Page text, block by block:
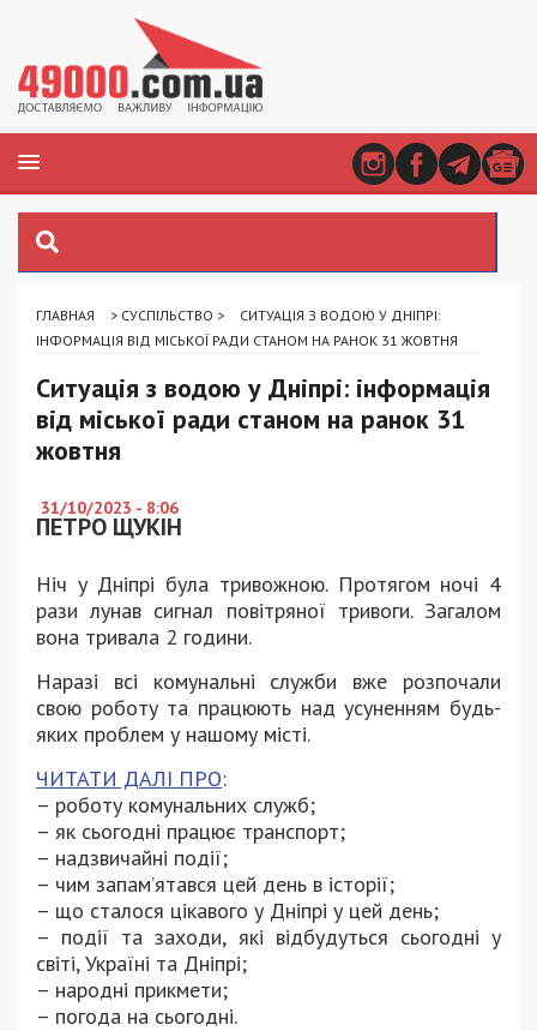
ГЛАВНАЯ > СУСПІЛЬСТВО >
СИТУАЦІЯ З ВОДОЮ У ДНІПРІ:
ІНФОРМАЦІЯ ВІД МІСЬКОЇ РАДИ СТАНОМ НА РАНОК 31 ЖОВТНЯ
Ситуація з водою у Дніпрі: інформація
від міської ради станом на ранок 31
жовтня
31/10/2023 - 8:06
ПЕТРО ЩУКІН
Ніч у Дніпрі була тривожною. Протягом ночі 4
рази лунав сигнал повітряної тривоги. Загалом
вона тривала 2 години.
Наразі всі комунальні служби вже розпочали
свою роботу та працюють над усуненням будь-
яких проблем у нашому місті.
ЧИТАТИ ДАЛІ ПРО:
– роботу комунальних служб;
– як сьогодні працює транспорт;
– надзвичайні події;
– чим запам’ятався цей день в історії;
– що сталося цікавого у Дніпрі у цей день;
– події та заходи, які відбудуться сьогодні у
світі, Україні та Дніпрі;
– народні прикмети;
– погода на сьогодні.